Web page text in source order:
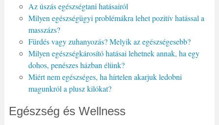
Az úszás egészségtani hatásairól
Milyen egészségügyi problémákra lehet pozitív hatással a
masszázs?
Fürdés vagy zuhanyozás? Melyik az egészségesebb?
Milyen egészségkárosító hatásai lehetnek annak, ha egy
dohos, penészes házban élünk?
Miért nem egészséges, ha hirtelen akarjuk ledobni
magunkról a plusz kilókat?
Egészség és Wellness